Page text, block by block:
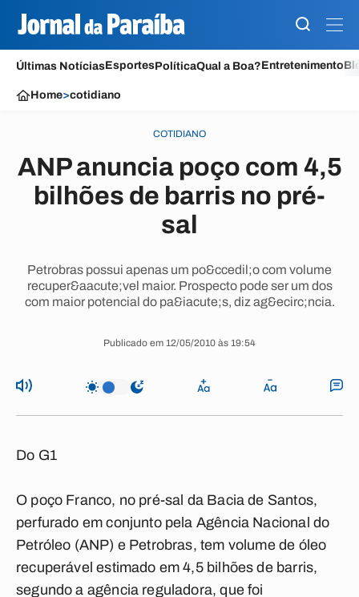
Últimas NotíciasEsportesPolíticaQual a Boa?Entretenimento
Home>cotidiano
COTIDIANO
ANP anuncia poço com 4,5
bilhões de barris no pré-
sal
Petrobras possui apenas um po&ccedil;o com volume
recuper&aacute;vel maior. Prospecto pode ser um dos
com maior potencial do pa&iacute;s, diz ag&ecirc;ncia.
Publicado em 12/05/2010 às 19:54
Do G1
O poço Franco, no pré-sal da Bacia de Santos,
perfurado em conjunto pela Agência Nacional do
Petróleo (ANP) e Petrobras, tem volume de óleo
recuperável estimado em 4,5 bilhões de barris,
segundo a agência reguladora, que foi